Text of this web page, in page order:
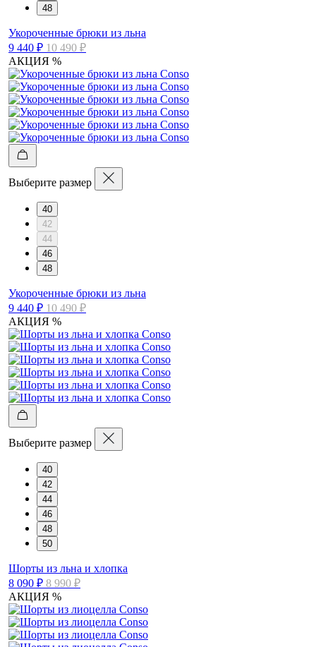
48
Укороченные брюки из льна
9 440 ₽ 10 490 ₽
АКЦИЯ %
Выберите размер
40
42
44
46
48
Укороченные брюки из льна
9 440 ₽ 10 490 ₽
АКЦИЯ %
Выберите размер
40
42
44
46
48
50
Шорты из льна и хлопка
8 090 ₽ 8 990 ₽
АКЦИЯ %